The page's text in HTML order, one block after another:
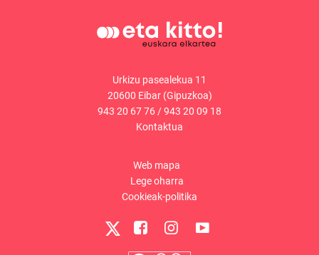
Urkizu pasealekua 11
20600 Eibar (Gipuzkoa)
943 20 67 76 /943 20 09 18
Kontaktua
Web mapa
Lege oharra
Cookieak-politika